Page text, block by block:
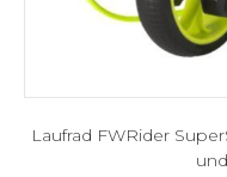
Laufrad FWRider